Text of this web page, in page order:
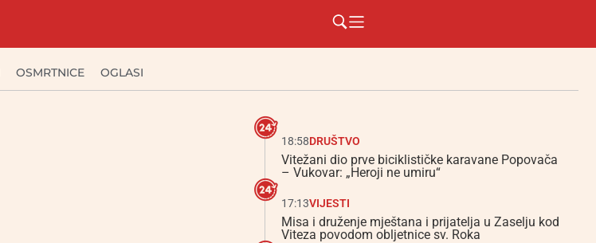
OSMRTNICE OGLASI
18:58DRUŠTVO
Vitežani dio prve biciklističke karavane Popovača
– Vukovar: „Heroji ne umiru“
17:13VIJESTI
Misa i druženje mještana i prijatelja u Zaselju kod
Viteza povodom obljetnice sv. Roka